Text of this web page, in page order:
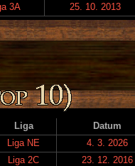
3A 25. 10. 2013
Liga Datum
Liga NE 4. 3. 2026
Liga 2C 23. 12. 2016